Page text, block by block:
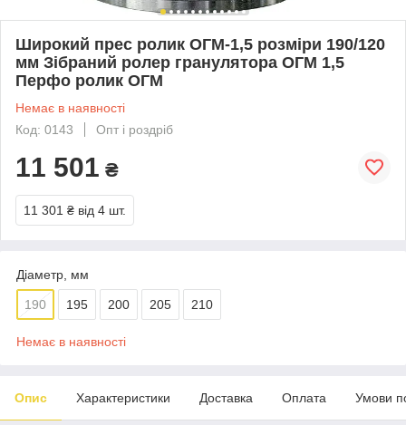
Широкий прес ролик ОГМ-1,5 розміри 190/120
мм Зібраний ролер гранулятора ОГМ 1,5
Перфо ролик ОГМ
Немає в наявності
Код: 0143
Опт і роздріб
11 501 ₴
11 301 ₴ від 4 шт.
Діаметр, мм
190 195 200 205 210
Немає в наявності
Опис Характеристики Доставка Оплата Умови